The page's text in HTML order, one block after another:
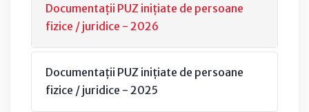
Documentații PUZ inițiate de persoane
fizice / juridice - 2026
Documentații PUZ inițiate de persoane
fizice / juridice - 2025